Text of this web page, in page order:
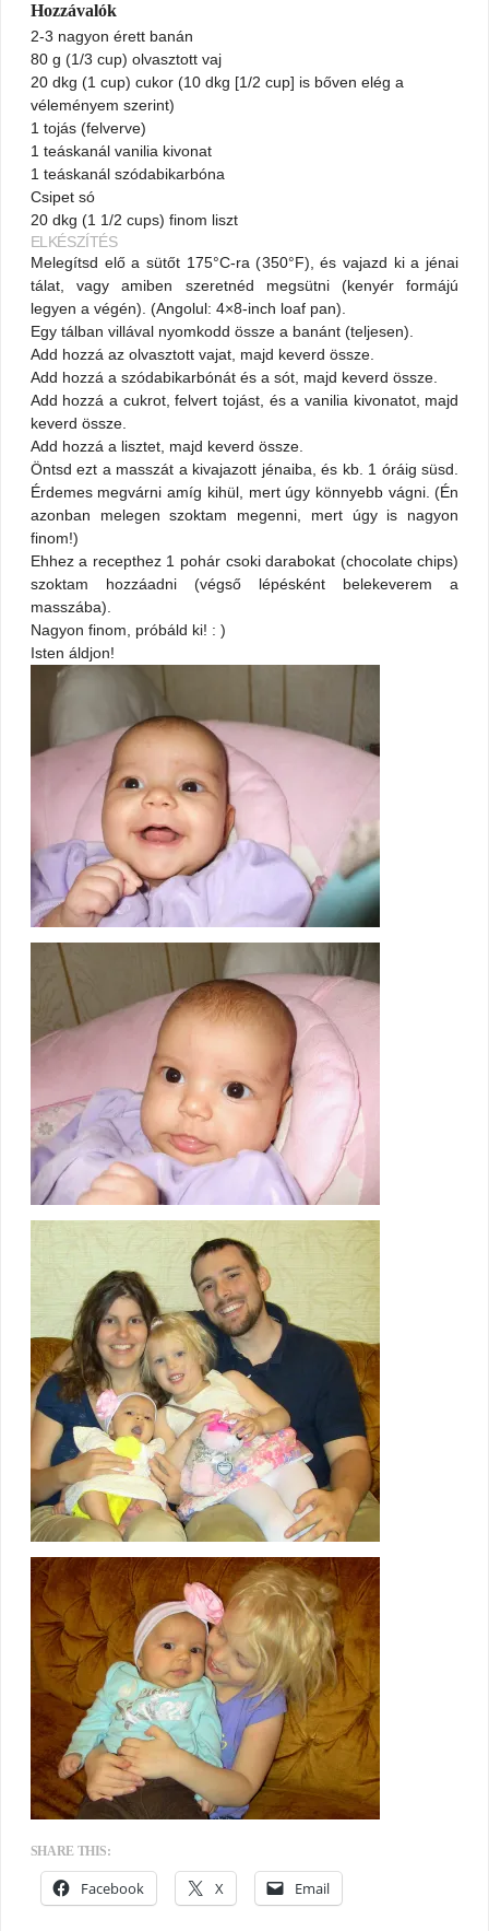
Hozzávalók
2-3 nagyon érett banán
80 g (1/3 cup) olvasztott vaj
20 dkg (1 cup) cukor (10 dkg [1/2 cup] is bőven elég a
véleményem szerint)
1 tojás (felverve)
1 teáskanál vanilia kivonat
1 teáskanál szódabikarbóna
Csipet só
20 dkg (1 1/2 cups) finom liszt
ELKÉSZÍTÉS
Melegítsd elő a sütőt 175°C-ra (350°F), és vajazd ki a jénai
tálat, vagy amiben szeretnéd megsütni (kenyér formájú
legyen a végén). (Angolul: 4×8-inch loaf pan).
Egy tálban villával nyomkodd össze a banánt (teljesen).
Add hozzá az olvasztott vajat, majd keverd össze.
Add hozzá a szódabikarbónát és a sót, majd keverd össze.
Add hozzá a cukrot, felvert tojást, és a vanilia kivonatot, majd
keverd össze.
Add hozzá a lisztet, majd keverd össze.
Öntsd ezt a masszát a kivajazott jénaiba, és kb. 1 óráig süsd.
Érdemes megvárni amíg kihül, mert úgy könnyebb vágni. (Én
azonban melegen szoktam megenni, mert úgy is nagyon
finom!)
Ehhez a recepthez 1 pohár csoki darabokat (chocolate chips)
szoktam hozzáadni (végső lépésként belekeverem a
masszába).
Nagyon finom, próbáld ki! : )
Isten áldjon!
SHARE THIS:
Facebook X Email